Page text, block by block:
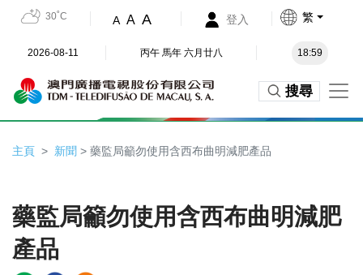
30˚C A A A 登入 繁
2026-08-11 丙午 馬年 六月廿八 18:59
搜尋
主頁 新聞 > 藥監局籲勿使用含西布曲明減肥產品
藥監局籲勿使用含西布曲明減肥
產品